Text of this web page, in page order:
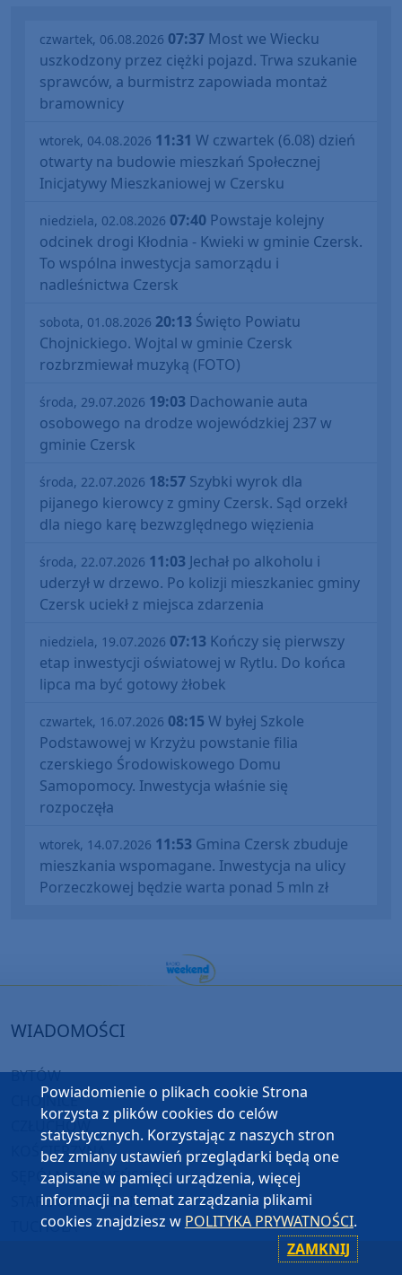
czwartek, 06.08.2026 07:37 Most we Wiecku
uszkodzony przez ciężki pojazd. Trwa szukanie
sprawców, a burmistrz zapowiada montaż
bramownicy
wtorek, 04.08.2026 11:31 W czwartek (6.08) dzień
otwarty na budowie mieszkań Społecznej
Inicjatywy Mieszkaniowej w Czersku
niedziela, 02.08.2026 07:40 Powstaje kolejny
odcinek drogi Kłodnia - Kwieki w gminie Czersk.
To wspólna inwestycja samorządu i
nadleśnictwa Czersk
sobota, 01.08.2026 20:13 Święto Powiatu
Chojnickiego. Wojtal w gminie Czersk
rozbrzmiewał muzyką (FOTO)
środa, 29.07.2026 19:03 Dachowanie auta
osobowego na drodze wojewódzkiej 237 w
gminie Czersk
środa, 22.07.2026 18:57 Szybki wyrok dla
pijanego kierowcy z gminy Czersk. Sąd orzekł
dla niego karę bezwzględnego więzienia
środa, 22.07.2026 11:03 Jechał po alkoholu i
uderzył w drzewo. Po kolizji mieszkaniec gminy
Czersk uciekł z miejsca zdarzenia
niedziela, 19.07.2026 07:13 Kończy się pierwszy
etap inwestycji oświatowej w Rytlu. Do końca
lipca ma być gotowy żłobek
czwartek, 16.07.2026 08:15 W byłej Szkole
Podstawowej w Krzyżu powstanie filia
czerskiego Środowiskowego Domu
Samopomocy. Inwestycja właśnie się
rozpoczęła
wtorek, 14.07.2026 11:53 Gmina Czersk zbuduje
mieszkania wspomagane. Inwestycja na ulicy
Porzeczkowej będzie warta ponad 5 mln zł
WIADOMOŚCI
BYTÓW
CHOJNICE
CZŁUCHÓW
KOŚCIERZYNA
SĘPÓLNO KRAJEŃSKIE
STAROGARD GDAŃSKI
TUCHOLA
Powiadomienie o plikach cookie Strona
korzysta z plików cookies do celów
statystycznych. Korzystając z naszych stron
bez zmiany ustawień przeglądarki będą one
zapisane w pamięci urządzenia, więcej
informacji na temat zarządzania plikami
cookies znajdziesz w POLITYKA PRYWATNOŚCI.
ZAMKNIJ